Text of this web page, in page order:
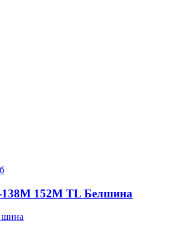
138М 152M TL Белшина
шина